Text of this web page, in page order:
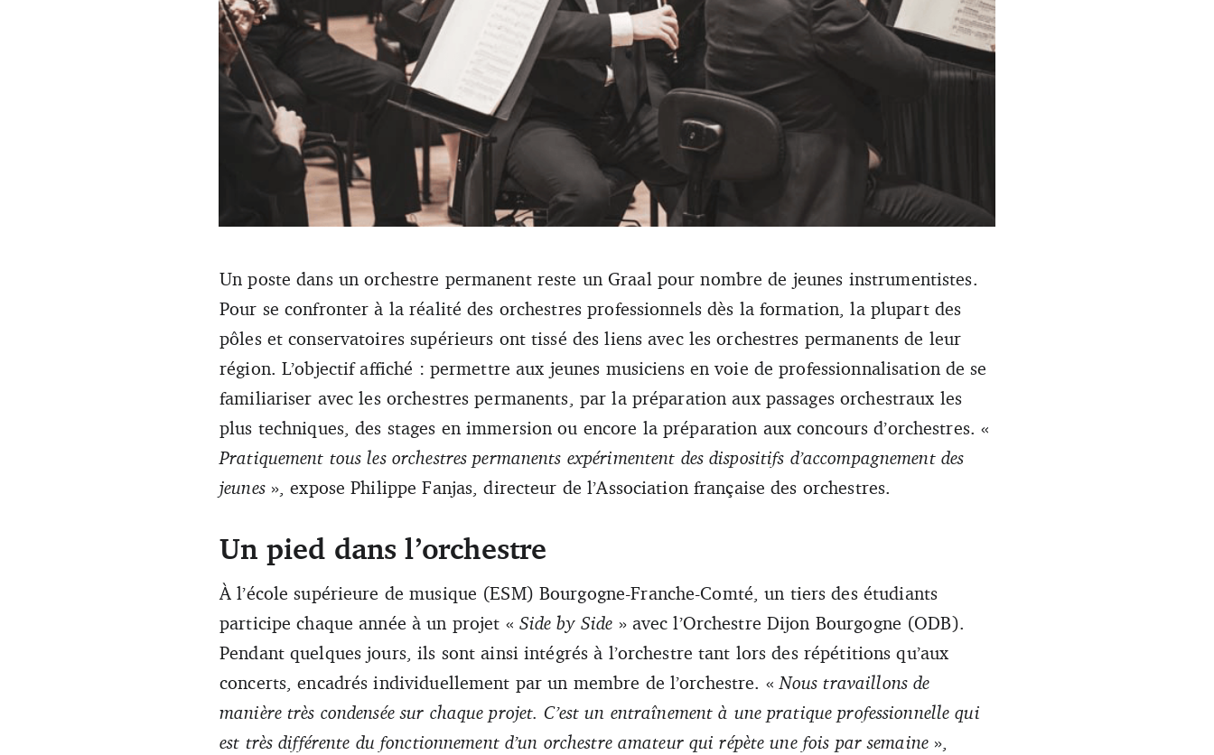
Unique « artiste Diploma » du CNSMDL, Quentin Vogel a intégré l’Orchestre national du Capitole de Toulouse. © Romain Alcaraz
Un poste dans un orchestre permanent reste un Graal pour nombre de jeunes instrumentistes.
Pour se confronter à la réalité des orchestres professionnels dès la formation, la plupart des
pôles et conservatoires supérieurs ont tissé des liens avec les orchestres permanents de leur
région. L’objectif affiché : permettre aux jeunes musiciens en voie de professionnalisation de se
familiariser avec les orchestres permanents, par la préparation aux passages orchestraux les
plus techniques, des stages en immersion ou encore la préparation aux concours d’orchestres. «
Pratiquement tous les orchestres permanents expérimentent des dispositifs d’accompagnement des
jeunes», expose Philippe Fanjas, directeur de l’Association française des orchestres.
Un pied dans l’orchestre
À l’école supérieure de musique (ESM) Bourgogne-Franche-Comté, un tiers des étudiants
participe chaque année à un projet « Side by Side » avec l’Orchestre Dijon Bourgogne (ODB).
Pendant quelques jours, ils sont ainsi intégrés à l’orchestre tant lors des répétitions qu’aux
concerts, encadrés individuellement par un membre de l’orchestre. «Nous travaillons de
manière très condensée sur chaque projet. C’est un entraînement à une pratique professionnelle qui
est très différente du fonctionnement d’un orchestre amateur qui répète une fois par semaine»,